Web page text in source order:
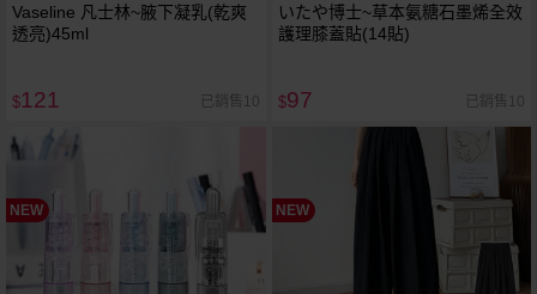
Vaseline 凡士林~腋下凝乳(乾爽
透亮)45ml
$121 已銷售10
いたや博士~草本氨糖石墨烯全效
護理膝蓋貼(14貼)
$97 已銷售10
NEW NEW